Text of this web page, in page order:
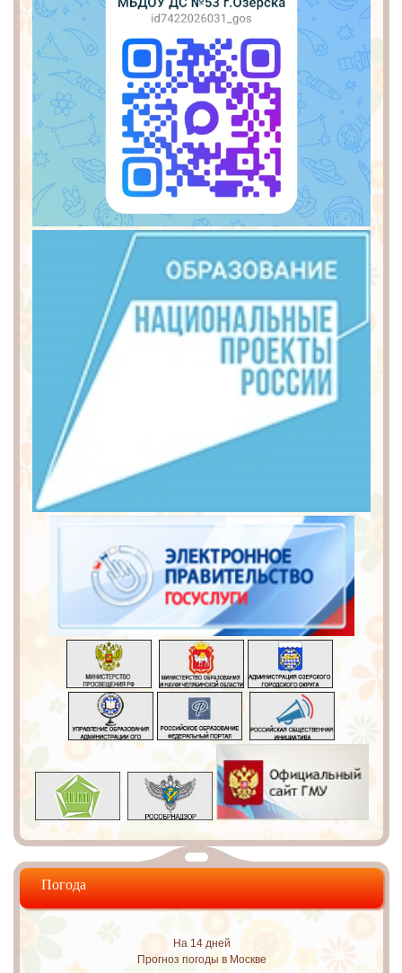
Погода
На 14 дней
Прогноз погоды в Москве